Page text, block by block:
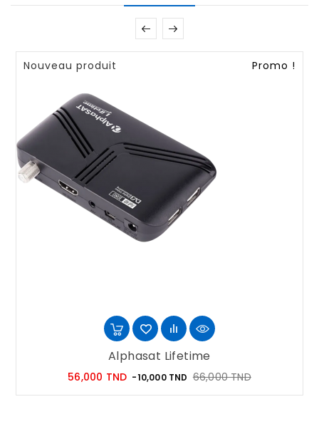
Promo !
Nouveau produit
Alphasat Lifetime
56,000 TND Prix
-10,000 TND 66,000 TNDPrix